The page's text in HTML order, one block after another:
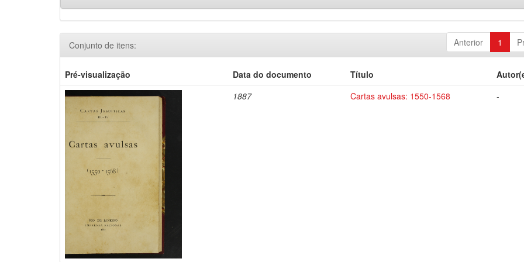
Anterior 1
Conjunto de itens:
Pré-visualização Data do documento Título
1887
Cartas avulsas: 1550-1568 -